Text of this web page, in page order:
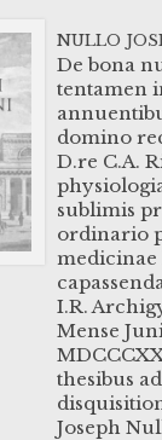
NULLO
De bona
tentamen
domino
D.re C.A.
sublimis
ordinario
I.R.
Mense
thesibus
Joseph